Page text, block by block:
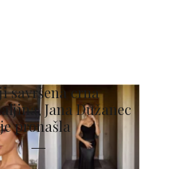
savršena crna
Jana Dužanec
pronašla